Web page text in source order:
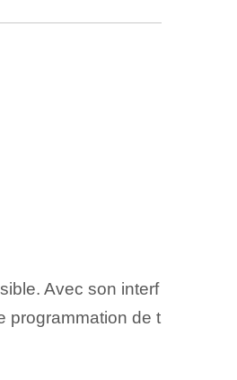
Avec son interf
programmation de t